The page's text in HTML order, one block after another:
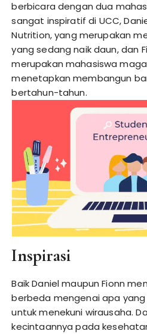
berbicara dengan dua
sangat inspiratif di UCC,
Nutrition, yang merupakan
yang sedang naik daun, dan
merupakan mahasiswa
menetapkan membangun
bertahun-tahun.
Inspirasi
Baik Daniel maupun Fionn
berbeda mengenai apa
untuk menekuni wirausaha.
kecintaannya pada